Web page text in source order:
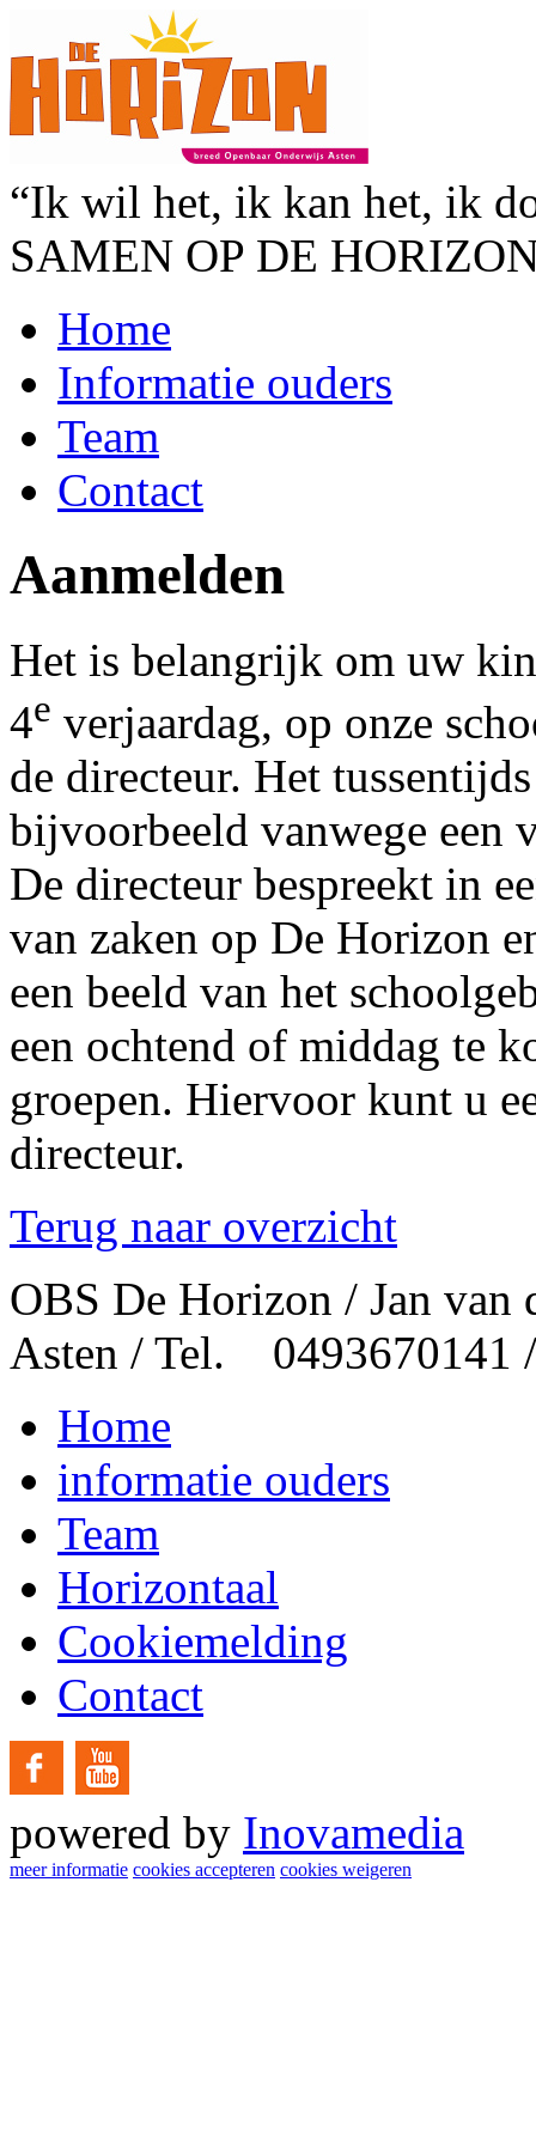
“Ik wil het, ik kan het, ik
SAMEN OP DE
Home
Informatie ouders
Team
Contact
Aanmelden
Het is belangrijk om uw
4e verjaardag, op onze
de directeur. Het
bijvoorbeeld vanwege een
De directeur bespreekt in
van zaken op De Horizon
een beeld van het
een ochtend of middag te
groepen. Hiervoor kunt u
directeur.
Terug naar overzicht
OBS De Horizon / Jan van
Asten / Tel. 0493670141
Home
informatie ouders
Team
Horizontaal
Cookiemelding
Contact
powered by Inovamedia
meer informatie cookies accepteren cookies weigeren